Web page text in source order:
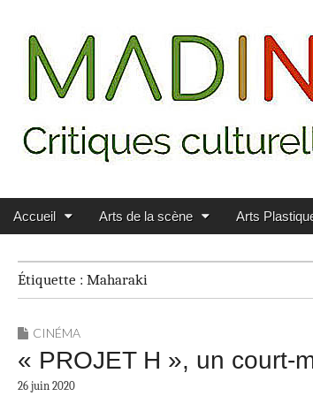
MADININ'ART
Main menu
Skip to content
Accueil Arts de la scène Arts
Étiquette : Maharaki
CINÉMA
« PROJET H », un court-
26 juin 2020